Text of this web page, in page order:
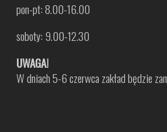
pon-pt: 8.00-16.00
soboty: 9.00-12.30
UWAGA!
W dniach 5-6 czerwca zakład będzie